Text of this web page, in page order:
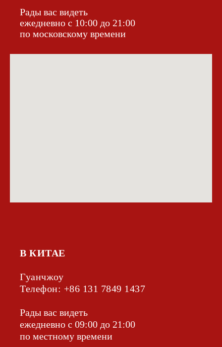
Рады вас видеть
ежедневно с 10:00 до 21:00
по московскому времени
В КИТАЕ
Гуанчжоу
Телефон: +86 131 7849 1437‬
Рады вас видеть
ежедневно с 09:00 до 21:00
по местному времени